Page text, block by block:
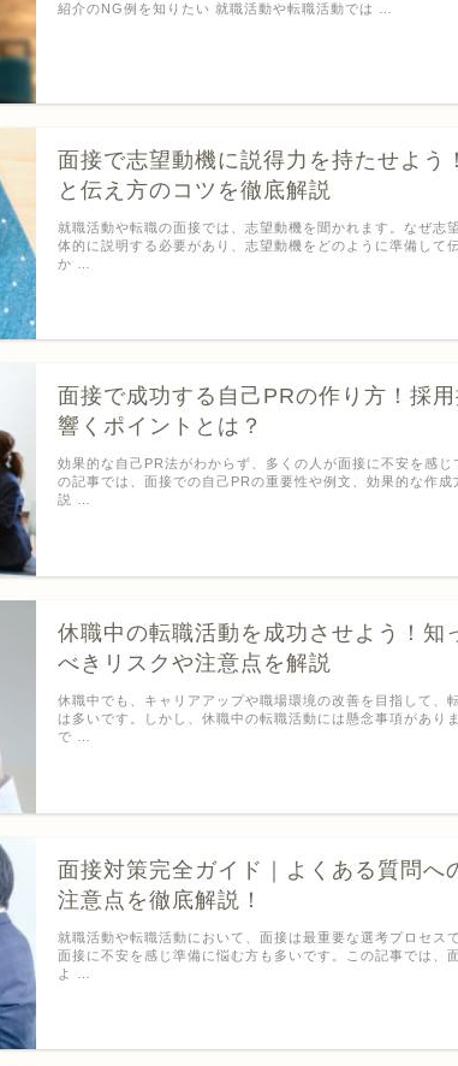
紹介のNG例を知りたい 就職活動や転職活動では …
面接で志望動機に説得力を持たせよう
と伝え方のコツを徹底解説
就職活動や転職の面接では、志望動機を聞かれます。なぜ志
体的に説明する必要があり、志望動機をどのように準備して
か …
面接で成功する自己PRの作り方！採
響くポイントとは？
効果的な自己PR法がわからず、多くの人が面接に不安を感じ
の記事では、面接での自己PRの重要性や例文、効果的な作成
説 …
休職中の転職活動を成功させよう！知
べきリスクや注意点を解説
休職中でも、キャリアアップや職場環境の改善を目指して、
は多いです。しかし、休職中の転職活動には懸念事項があり
で …
面接対策完全ガイド｜よくある質問へ
注意点を徹底解説！
就職活動や転職活動において、面接は最重要な選考プロセス
面接に不安を感じ準備に悩む方も多いです。この記事では、
よ …